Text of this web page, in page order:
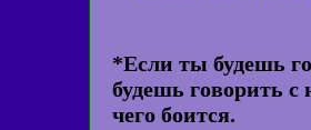
*Если ты будешь
будешь говорить
чего боится.